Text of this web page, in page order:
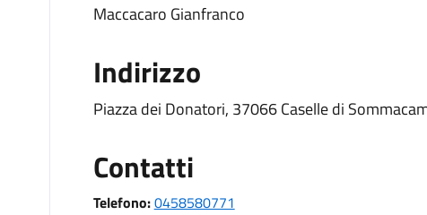
Maccacaro Gianfranco
Indirizzo
Piazza dei Donatori, 37066 Caselle di
Contatti
Telefono:0458580771